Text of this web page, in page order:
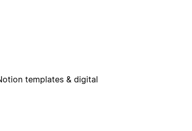
templates & digital